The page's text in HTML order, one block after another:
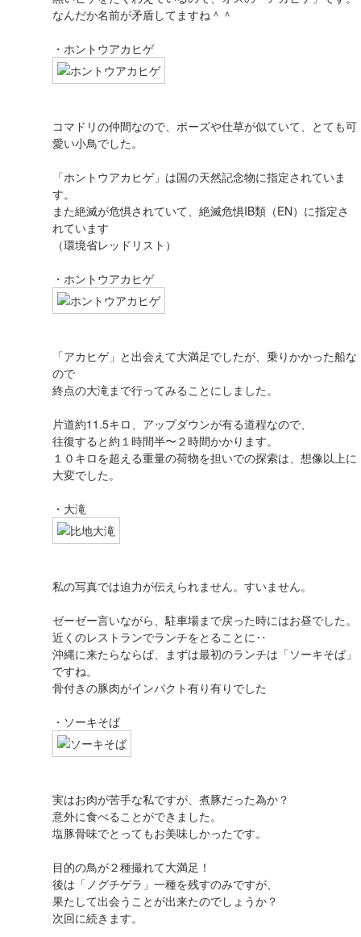
なんだか名前が矛盾してますね＾＾
・ホントウアカヒゲ
コマドリの仲間なので、ポーズや仕草が似ていて、とても可
愛い小鳥でした。
「ホントウアカヒゲ」は国の天然記念物に指定されていま
す。
また絶滅が危惧されていて、絶滅危惧IB類（EN）に指定さ
れています
（環境省レッドリスト）
・ホントウアカヒゲ
「アカヒゲ」と出会えて大満足でしたが、乗りかかった船な
ので
終点の大滝まで行ってみることにしました。
片道約11.5キロ、アップダウンが有る道程なので、
往復すると約１時間半〜２時間かかります。
１０キロを超える重量の荷物を担いでの探索は、想像以上に
大変でした。
・大滝
私の写真では迫力が伝えられません。すいません。
ゼーゼー言いながら、駐車場まで戻った時にはお昼でした。
近くのレストランでランチをとることに‥
沖縄に来たらならば、まずは最初のランチは「ソーキそば」
ですね。
骨付きの豚肉がインパクト有り有りでした
・ソーキそば
実はお肉が苦手な私ですが、煮豚だった為か？
意外に食べることができました。
塩豚骨味でとってもお美味しかったです。
目的の鳥が２種撮れて大満足！
後は「ノグチゲラ」一種を残すのみですが、
果たして出会うことが出来たのでしょうか？
次回に続きます。